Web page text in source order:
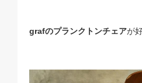
grafのプランクトンチェアが